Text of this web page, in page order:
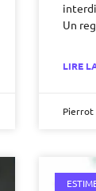
Un
LIRE
Pierrot